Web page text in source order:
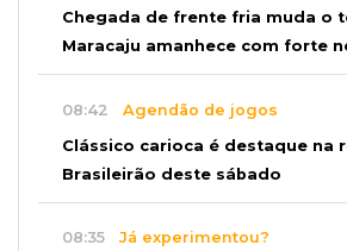
Chegada de frente fria muda o
Maracaju amanhece com forte
08:42 Agendão de jogos
Clássico carioca é destaque na
Brasileirão deste sábado
08:35 Já experimentou?